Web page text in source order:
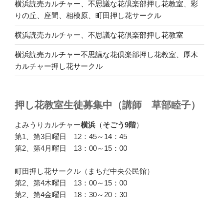
横浜読売カルチャー、不思議な花倶楽部押し花教室、彩
りの丘、座間、相模原、町田押し花サークル
横浜読売カルチャー、不思議な花倶楽部押し花教室
横浜読売カルチャー不思議な花倶楽部押し花教室、厚木
カルチャー押し花サークル
押し花教室生徒募集中（講師 草部睦子）
よみうりカルチャー横浜 （そごう9階）
第1、第3日曜日 12：45～14：45
第2、第4月曜日 13：00～15：00
町田押し花サークル（まちだ中央公民館）
第2、第4木曜日 13：00～15：00
第2、第4金曜日 18：30～20：30